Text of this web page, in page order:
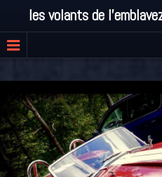
les volants de